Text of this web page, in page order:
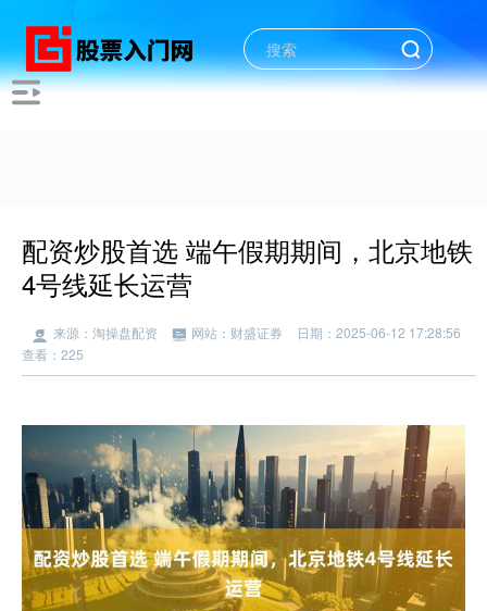
配资炒股首选 端午假期期间，北京地铁
4号线延长运营
来源：淘操盘配资 网站：财盛证券
日期：2025-06-12 17:28:56
查看：225